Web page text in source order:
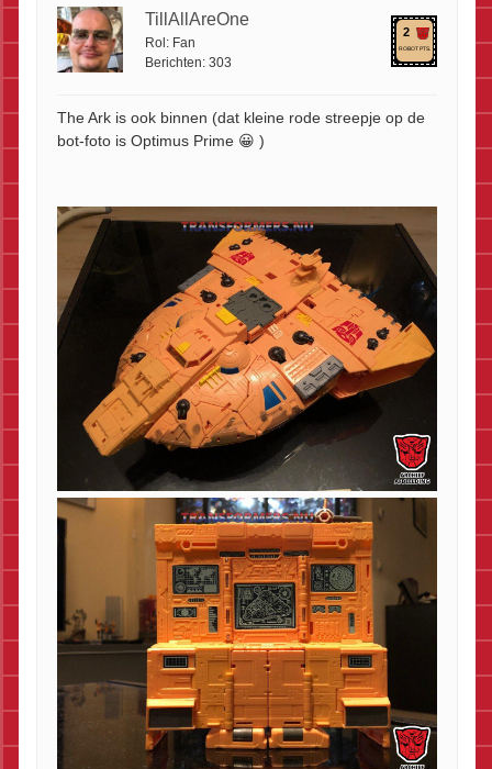
TillAllAreOne
Rol: Fan
Berichten: 303
2
ROBOT PTS.
The Ark is ook binnen (dat kleine rode streepje op de
bot-foto is Optimus Prime 😀 )